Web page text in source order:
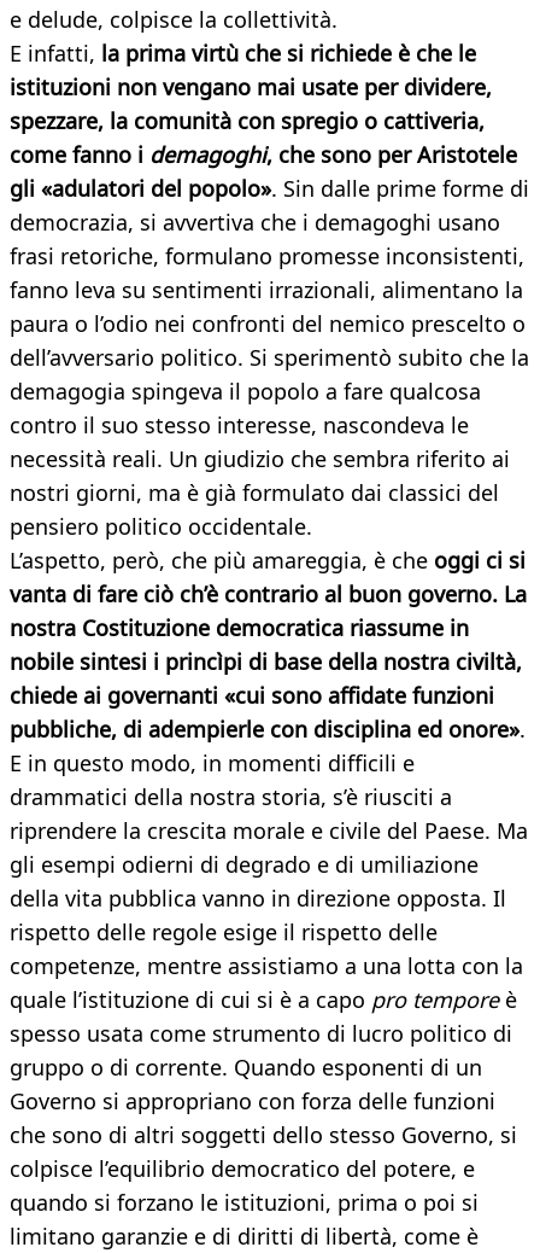
e delude, colpisce la collettività.
E infatti, la prima virtù che si richiede è che le
istituzioni non vengano mai usate per dividere,
spezzare, la comunità con spregio o cattiveria,
come fanno i demagoghi, che sono per Aristotele
gli «adulatori del popolo». Sin dalle prime forme di
democrazia, si avvertiva che i demagoghi usano
frasi retoriche, formulano promesse inconsistenti,
fanno leva su sentimenti irrazionali, alimentano la
paura o l’odio nei confronti del nemico prescelto o
dell’avversario politico. Si sperimentò subito che la
demagogia spingeva il popolo a fare qualcosa
contro il suo stesso interesse, nascondeva le
necessità reali. Un giudizio che sembra riferito ai
nostri giorni, ma è già formulato dai classici del
pensiero politico occidentale.
L’aspetto, però, che più amareggia, è che oggi ci si
vanta di fare ciò ch’è contrario al buon governo. La
nostra Costituzione democratica riassume in
nobile sintesi i princìpi di base della nostra civiltà,
chiede ai governanti «cui sono affidate funzioni
pubbliche, di adempierle con disciplina ed onore».
E in questo modo, in momenti difficili e
drammatici della nostra storia, s’è riusciti a
riprendere la crescita morale e civile del Paese. Ma
gli esempi odierni di degrado e di umiliazione
della vita pubblica vanno in direzione opposta. Il
rispetto delle regole esige il rispetto delle
competenze, mentre assistiamo a una lotta con la
quale l’istituzione di cui si è a capo pro temporeè
spesso usata come strumento di lucro politico di
gruppo o di corrente. Quando esponenti di un
Governo si appropriano con forza delle funzioni
che sono di altri soggetti dello stesso Governo, si
colpisce l’equilibrio democratico del potere, e
quando si forzano le istituzioni, prima o poi si
limitano garanzie e di diritti di libertà, come è